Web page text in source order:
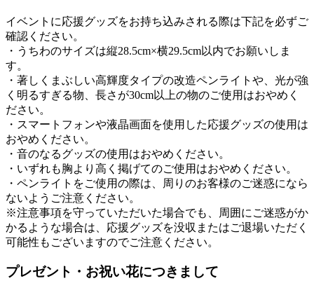
イベントに応援グッズをお持ち込みされる際は下記を必ずご
確認ください。
・うちわのサイズは縦28.5cm×横29.5cm以内でお願いしま
す。
・著しくまぶしい高輝度タイプの改造ペンライトや、光が強
く明るすぎる物、長さが30cm以上の物のご使用はおやめく
ださい。
・スマートフォンや液晶画面を使用した応援グッズの使用は
おやめください。
・音のなるグッズの使用はおやめください。
・いずれも胸より高く掲げてのご使用はおやめください。
・ペンライトをご使用の際は、周りのお客様のご迷惑になら
ないようご注意ください。
※注意事項を守っていただいた場合でも、周囲にご迷惑がか
かるような場合は、応援グッズを没収またはご退場いただく
可能性もございますのでご注意ください。
プレゼント・お祝い花につきまして